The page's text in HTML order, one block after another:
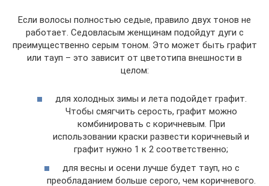
Если волосы полностью седые, правило двух тонов не
работает. Седовласым женщинам подойдут дуги с
преимущественно серым тоном. Это может быть графит
или тауп – это зависит от цветотипа внешности в
целом:
для холодных зимы и лета подойдет графит.
Чтобы смягчить серость, графит можно
комбинировать с коричневым. При
использовании краски развести коричневый и
графит нужно 1 к 2 соответственно;
для весны и осени лучше будет тауп, но с
преобладанием больше серого, чем коричневого.